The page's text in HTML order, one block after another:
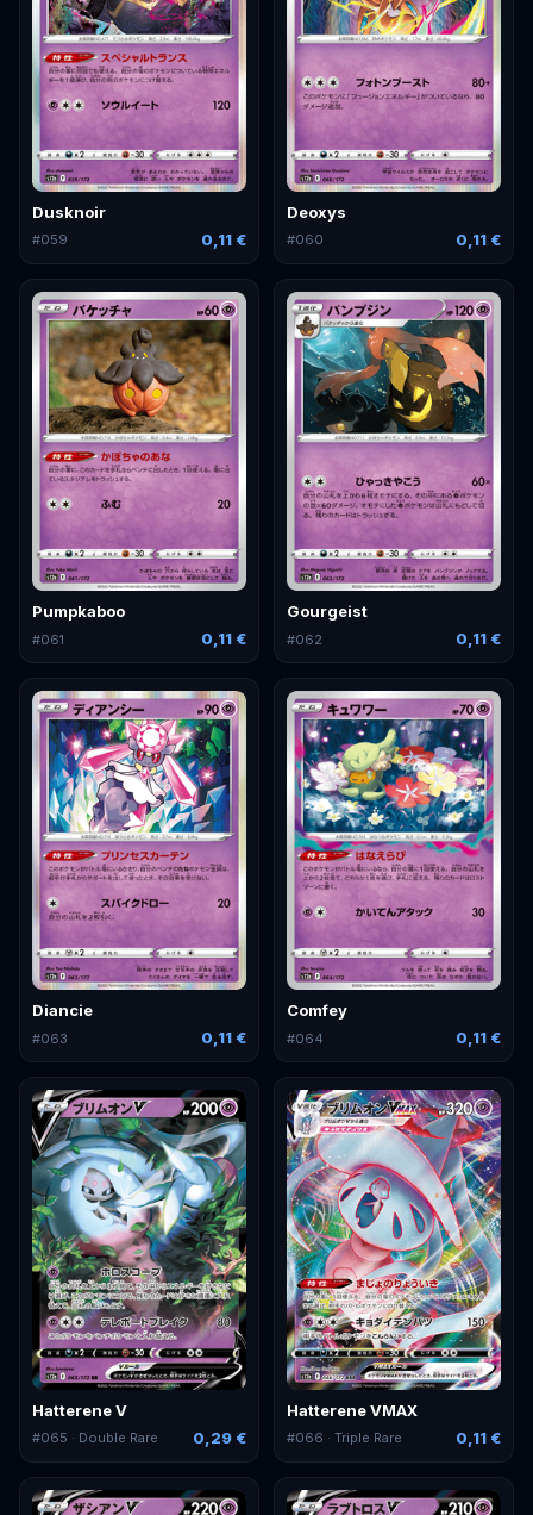
Dusknoir
#059 0,11 €
Deoxys
#060 0,11 €
Pumpkaboo
#061 0,11 €
Gourgeist
#062 0,11 €
Diancie
#063 0,11 €
Comfey
#064 0,11 €
Hatterene V
#065 · Double Rare 0,29 €
Hatterene VMAX
#066 · Triple Rare 0,11 €